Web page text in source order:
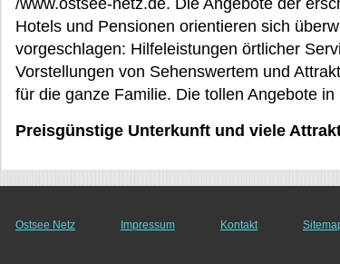
/www.ostsee-netz.de. Die Angebote der
Hotels und Pensionen orientieren sich
vorgeschlagen: Hilfeleistungen örtlicher
Vorstellungen von Sehenswertem und
für die ganze Familie. Die tollen Angebote
Preisgünstige Unterkunft und viele
Ostsee Netz Impressum Kontakt